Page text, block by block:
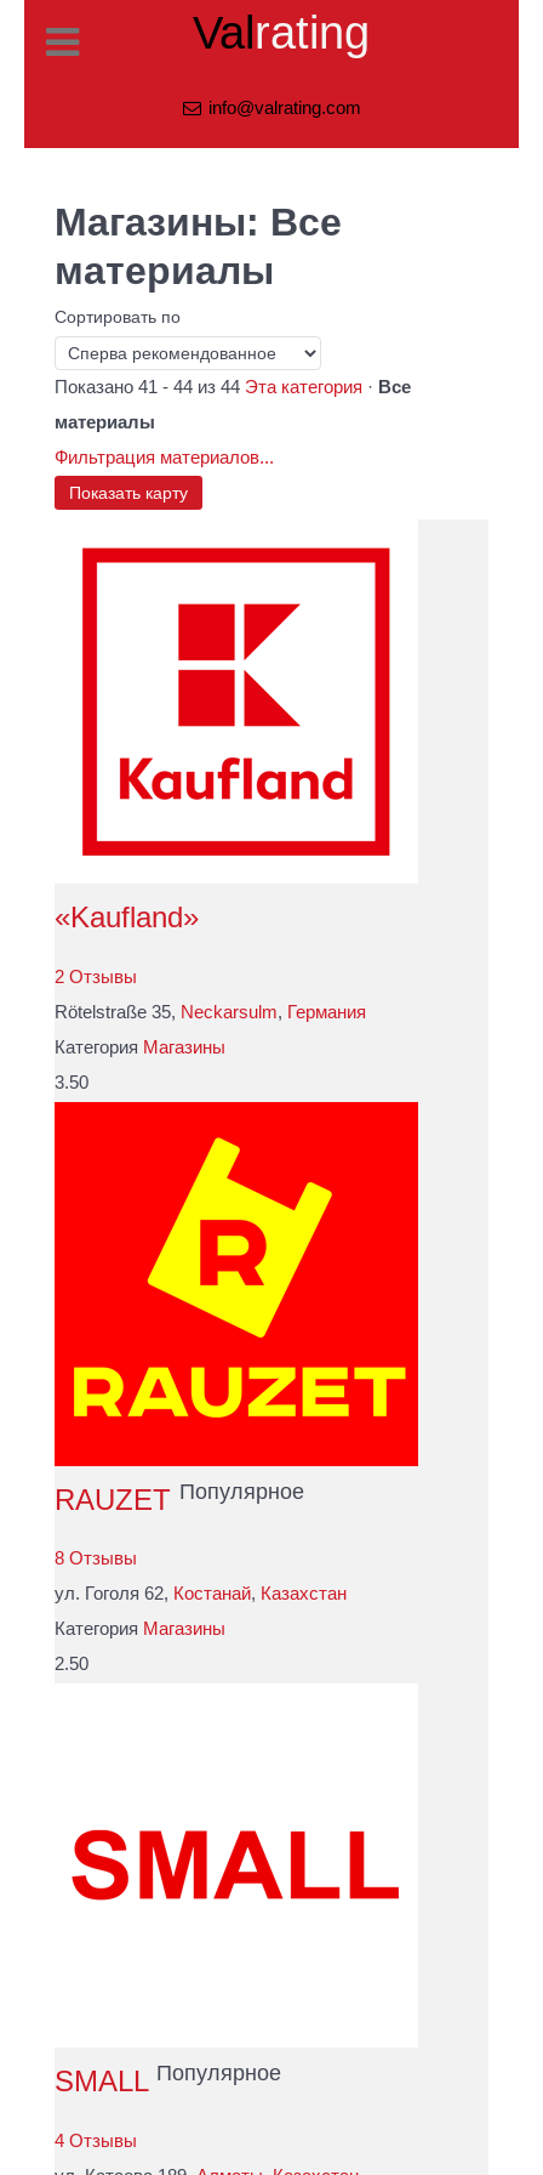
Valrating
info@valrating.com
Магазины: Все
материалы
Сортировать по
Показано 41 - 44 из 44 Эта категория · Все
материалы
Фильтрация материалов...
Показать карту
«Kaufland»
2 Отзывы
Rötelstraße 35, Neckarsulm, Германия
Категория Магазины
3.50
RAUZET Популярное
8 Отзывы
ул. Гоголя 62, Костанай, Казахстан
Категория Магазины
2.50
SMALL Популярное
4 Отзывы